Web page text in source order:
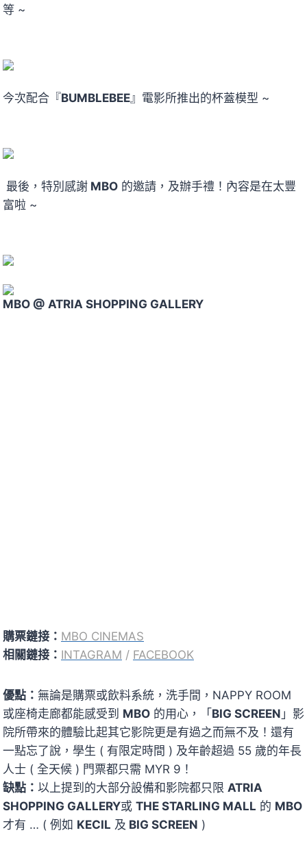
等 ~
今次配合『BUMBLEBEE 』電影所推出的杯蓋模型 ~
最後，特別感謝 MBO 的邀請，及辦手禮！內容是在太豐
富啦 ~
MBO @ ATRIA SHOPPING GALLERY
購票鏈接： MBO CINEMAS
相關鏈接： INTAGRAM / FACEBOOK
優點： 無論是購票或飲料系統，洗手間，NAPPY ROOM
或座椅走廊都能感受到 MBO 的用心，「BIG SCREEN 」影
院所帶來的體驗比起其它影院更是有過之而無不及！還有
一點忘了說，學生 ( 有限定時間 ) 及年齡超過 55 歲的年長
人士 ( 全天候 ) 門票都只需 MYR 9！
缺點： 以上提到的大部分設備和影院都只限 ATRIA
SHOPPING GALLERY或 THE STARLING MALL 的 MBO
才有 … ( 例如 KECIL 及 BIG SCREEN )